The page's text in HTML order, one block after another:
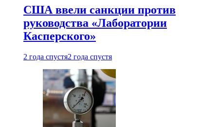
США ввели санкции против
руководства «Лаборатории
Касперского»
2 года спустя2 года спустя